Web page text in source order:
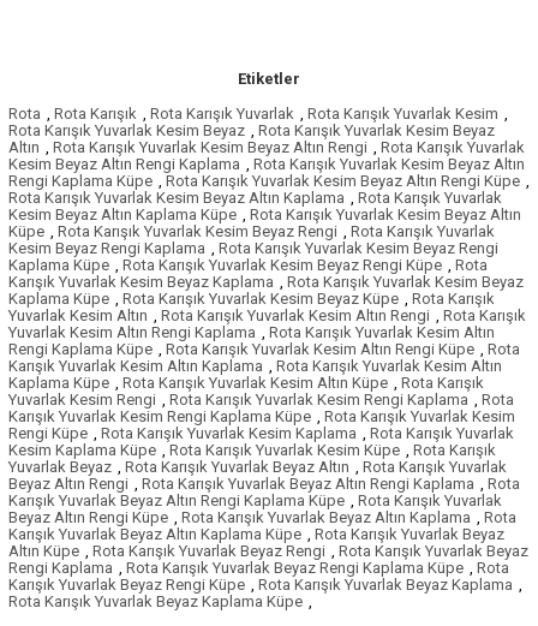
Etiketler
Rota , Rota Karışık , Rota Karışık Yuvarlak , Rota Karışık Yuvarlak Kesim ,
Rota Karışık Yuvarlak Kesim Beyaz , Rota Karışık Yuvarlak Kesim Beyaz
Altın , Rota Karışık Yuvarlak Kesim Beyaz Altın Rengi , Rota Karışık Yuvarlak
Kesim Beyaz Altın Rengi Kaplama , Rota Karışık Yuvarlak Kesim Beyaz Altın
Rengi Kaplama Küpe , Rota Karışık Yuvarlak Kesim Beyaz Altın Rengi Küpe ,
Rota Karışık Yuvarlak Kesim Beyaz Altın Kaplama , Rota Karışık Yuvarlak
Kesim Beyaz Altın Kaplama Küpe , Rota Karışık Yuvarlak Kesim Beyaz Altın
Küpe , Rota Karışık Yuvarlak Kesim Beyaz Rengi , Rota Karışık Yuvarlak
Kesim Beyaz Rengi Kaplama , Rota Karışık Yuvarlak Kesim Beyaz Rengi
Kaplama Küpe , Rota Karışık Yuvarlak Kesim Beyaz Rengi Küpe , Rota
Karışık Yuvarlak Kesim Beyaz Kaplama , Rota Karışık Yuvarlak Kesim Beyaz
Kaplama Küpe , Rota Karışık Yuvarlak Kesim Beyaz Küpe , Rota Karışık
Yuvarlak Kesim Altın , Rota Karışık Yuvarlak Kesim Altın Rengi , Rota Karışık
Yuvarlak Kesim Altın Rengi Kaplama , Rota Karışık Yuvarlak Kesim Altın
Rengi Kaplama Küpe , Rota Karışık Yuvarlak Kesim Altın Rengi Küpe , Rota
Karışık Yuvarlak Kesim Altın Kaplama , Rota Karışık Yuvarlak Kesim Altın
Kaplama Küpe , Rota Karışık Yuvarlak Kesim Altın Küpe , Rota Karışık
Yuvarlak Kesim Rengi , Rota Karışık Yuvarlak Kesim Rengi Kaplama , Rota
Karışık Yuvarlak Kesim Rengi Kaplama Küpe , Rota Karışık Yuvarlak Kesim
Rengi Küpe , Rota Karışık Yuvarlak Kesim Kaplama , Rota Karışık Yuvarlak
Kesim Kaplama Küpe , Rota Karışık Yuvarlak Kesim Küpe , Rota Karışık
Yuvarlak Beyaz , Rota Karışık Yuvarlak Beyaz Altın , Rota Karışık Yuvarlak
Beyaz Altın Rengi , Rota Karışık Yuvarlak Beyaz Altın Rengi Kaplama , Rota
Karışık Yuvarlak Beyaz Altın Rengi Kaplama Küpe , Rota Karışık Yuvarlak
Beyaz Altın Rengi Küpe , Rota Karışık Yuvarlak Beyaz Altın Kaplama , Rota
Karışık Yuvarlak Beyaz Altın Kaplama Küpe , Rota Karışık Yuvarlak Beyaz
Altın Küpe , Rota Karışık Yuvarlak Beyaz Rengi , Rota Karışık Yuvarlak Beyaz
Rengi Kaplama , Rota Karışık Yuvarlak Beyaz Rengi Kaplama Küpe , Rota
Karışık Yuvarlak Beyaz Rengi Küpe , Rota Karışık Yuvarlak Beyaz Kaplama ,
Rota Karışık Yuvarlak Beyaz Kaplama Küpe ,